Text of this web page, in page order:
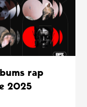
rap
2025